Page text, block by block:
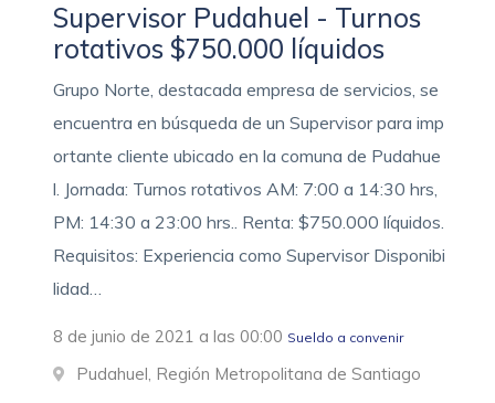
Supervisor Pudahuel - Turnos
rotativos $750.000 líquidos
Grupo Norte, destacada empresa de servicios, se
encuentra en búsqueda de un Supervisor para imp
ortante cliente ubicado en la comuna de Pudahue
l. Jornada: Turnos rotativos AM: 7:00 a 14:30 hrs,
PM: 14:30 a 23:00 hrs.. Renta: $750.000 líquidos.
Requisitos: Experiencia como Supervisor Disponibi
lidad…
8 de junio de 2021 a las 00:00 Sueldo a convenir
Pudahuel, Región Metropolitana de Santiago